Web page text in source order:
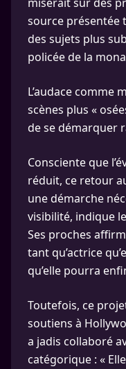
source présentée
des sujets plus
policée de la
L’audace comme
scènes plus «
de se démarquer
Consciente que
réduit, ce retour
une démarche
visibilité, indique
Ses proches
tant qu’actrice
qu’elle pourra
Toutefois, ce
soutiens à
a jadis collaboré
catégorique : «